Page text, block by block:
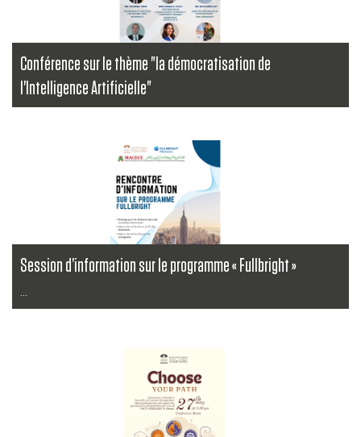
Conférence sur le thème "la démocratisation de
l'Intelligence Artificielle"
Session d’information sur le programme « Fullbright »
...